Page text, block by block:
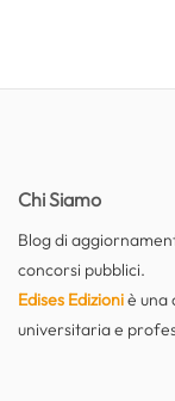
Chi Siamo
Blog di
concorsi pubblici.
Edises Edizioniè una
universitaria e